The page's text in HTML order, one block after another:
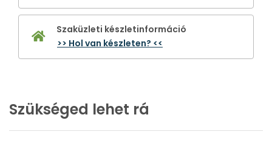
Szaküzleti készletinformáció
>> Hol van készleten? <<
Szükséged lehet rá